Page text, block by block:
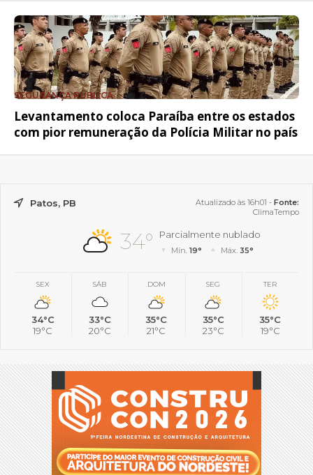
SEGURANÇA PÚBLICA
Levantamento coloca Paraíba entre os estados
com pior remuneração da Polícia Militar no país
Patos, PB Atualizado às 16h01 - Fonte:
ClimaTempo
34° Parcialmente nublado
Mín.19° Máx. 35°
SEX
34°C
19°C
SÁB
33°C
20°C
DOM
35°C
21°C
SEG
35°C
23°C
TER
35°C
19°C